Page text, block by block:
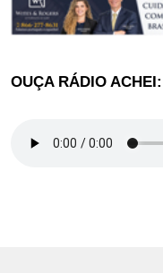
OUÇA RÁDIO ACHEI: